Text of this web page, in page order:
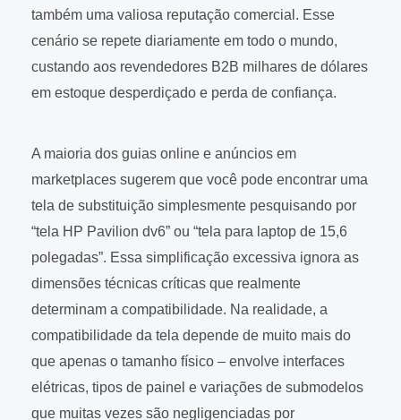
também uma valiosa reputação comercial. Esse
cenário se repete diariamente em todo o mundo,
custando aos revendedores B2B milhares de dólares
em estoque desperdiçado e perda de confiança.
A maioria dos guias online e anúncios em
marketplaces sugerem que você pode encontrar uma
tela de substituição simplesmente pesquisando por
“tela HP Pavilion dv6” ou “tela para laptop de 15,6
polegadas”. Essa simplificação excessiva ignora as
dimensões técnicas críticas que realmente
determinam a compatibilidade. Na realidade, a
compatibilidade da tela depende de muito mais do
que apenas o tamanho físico – envolve interfaces
elétricas, tipos de painel e variações de submodelos
que muitas vezes são negligenciadas por